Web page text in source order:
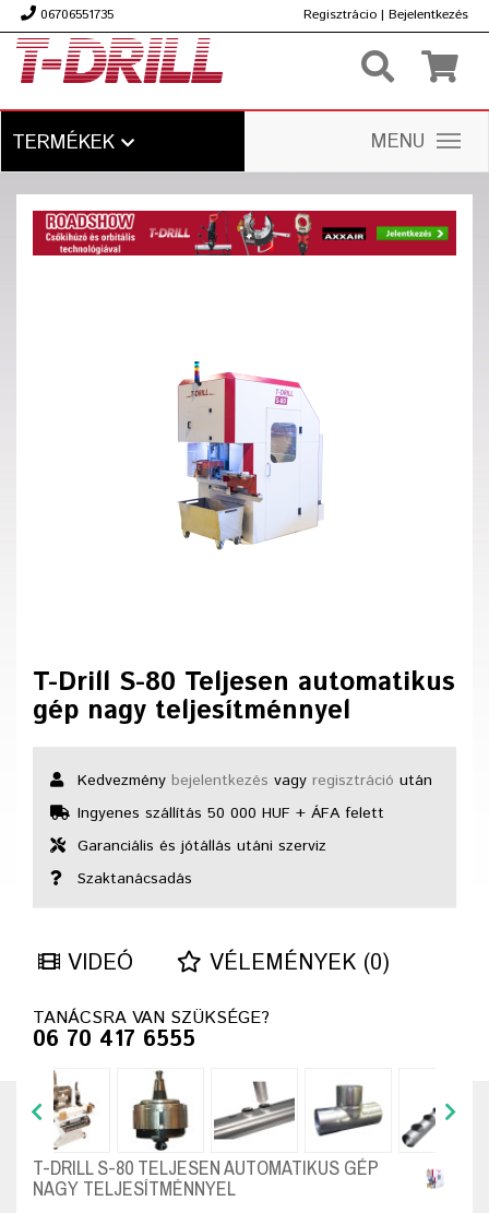
06706551735 Regisztrácio | Bejelentkezés
TERMÉKEK MENU
T-Drill S-80 Teljesen automatikus
gép nagy teljesítménnyel
Kedvezmény bejelentkezés vagy regisztráció után
Ingyenes szállítás 50 000 HUF + ÁFA felett
Garanciális és jótállás utáni szerviz
Szaktanácsadás
VIDEÓ VÉLEMÉNYEK (0)
TANÁCSRA VAN SZÜKSÉGE?
06 70 417 6555
T-DRILL S-80 TELJESEN AUTOMATIKUS GÉP
NAGY TELJESÍTMÉNNYEL